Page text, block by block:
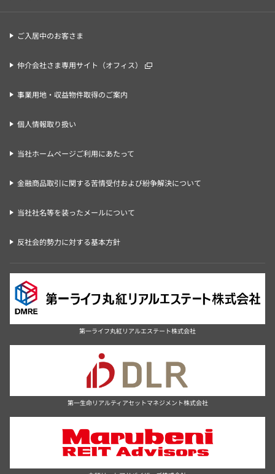
ご入居中のお客さま
仲介会社さま専用サイト（オフィス）
事業用地・収益物件取得のご案内
個人情報取り扱い
当社ホームページご利用にあたって
金融商品取引に関する苦情受付および紛争解決について
当社社名等を装ったメールについて
反社会的勢力に対する基本方針
第一ライフ丸紅リアルエステート株式会社
第一生命リアルティアセットマネジメント株式会社